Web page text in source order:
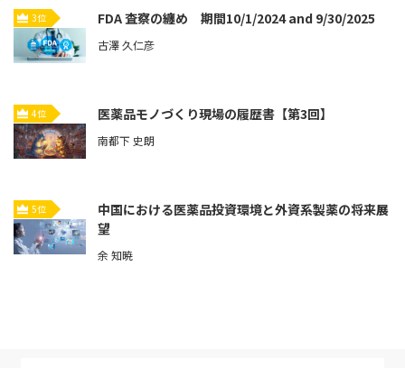
3位 FDA 査察の纏め 期間10/1/2024 and 9/30/2025
古澤 久仁彦
4位 医薬品モノづくり現場の履歴書【第3回】
南都下 史朗
5位
中国における医薬品投資環境と外資系製薬の将来展
望
余 知暁